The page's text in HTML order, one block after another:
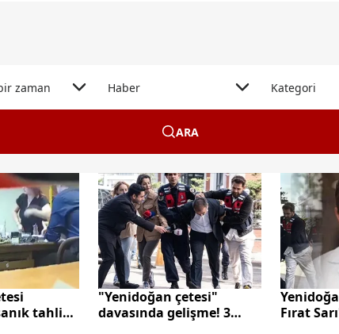
zaman Haber Kategori
ARA
tahliye
"Yenidoğan çetesi"
davasında gelişme! 3
Fırat